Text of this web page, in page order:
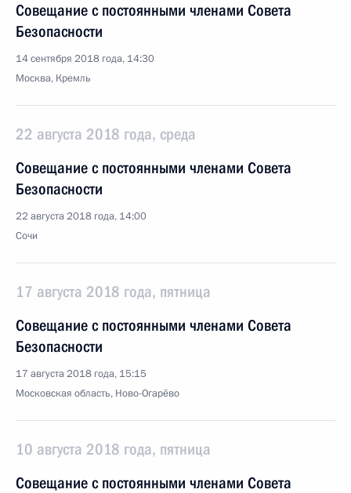
Совещание с постоянными членами Совета
Безопасности
14 сентября 2018 года, 14:30
Москва, Кремль
22 августа 2018 года, среда
Совещание с постоянными членами Совета
Безопасности
22 августа 2018 года, 14:00
Сочи
17 августа 2018 года, пятница
Совещание с постоянными членами Совета
Безопасности
17 августа 2018 года, 15:15
Московская область, Ново-Огарёво
10 августа 2018 года, пятница
Совещание с постоянными членами Совета